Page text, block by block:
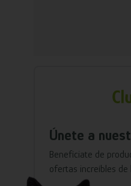
Únete a
Benefíciate de
ofertas increíbles de